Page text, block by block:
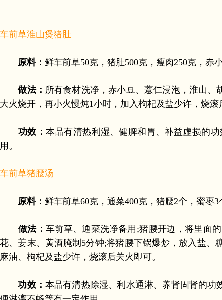
车前草淮山煲猪肚
原料： 鲜车前草50克，猪肚500克，瘦肉250克，赤
做法： 所有食材洗净，赤小豆、薏仁浸泡，淮山
大火烧开，再小火慢炖1小时，加入枸杞及盐少许，烧滚
功效：本品有清热利湿、健脾和胃、补益虚损的
用。
车前草猪腰汤
原料： 鲜车前草60克，通菜400克，猪腰2个，蜜枣
做法： 车前草、通菜洗净备用;猪腰开边，将里面
花、姜末、黄酒腌制5分钟;将猪腰下锅爆炒，放入盐、
麻油、枸杞及盐少许，烧滚后关火即可。
功效： 本品有清热除湿、利水通淋、养肾固肾的